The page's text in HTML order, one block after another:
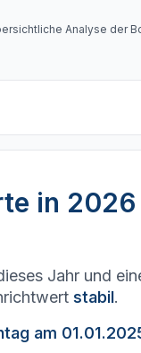
Analyse der
in
Jahr und
stabil.
am